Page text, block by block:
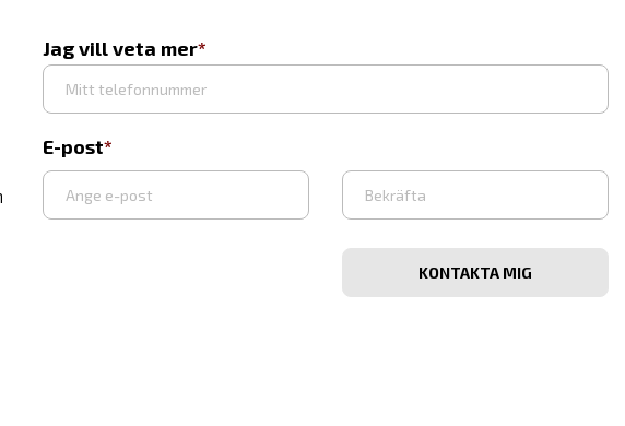
Jag vill veta mer
E-post
Bekräfta